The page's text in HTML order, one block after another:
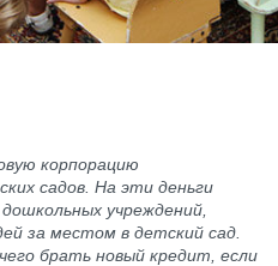
корпорацию
садов. На эти деньги
учреждений,
за местом в детский сад.
брать новый кредит, если